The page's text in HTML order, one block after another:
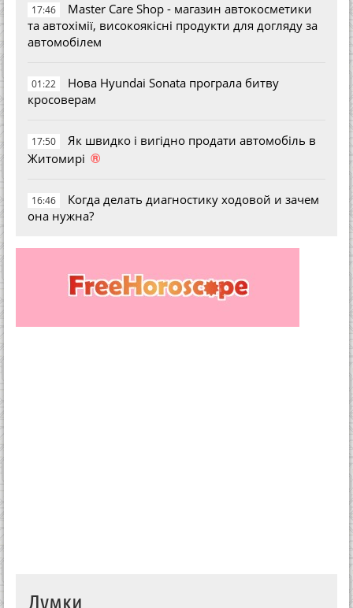
17:46
Master Care Shop - магазин автокосметики
та автохімії, високоякісні продукти для догляду за
автомобілем
01:22
Нова Hyundai Sonata програла битву
кросоверам
17:50
Як швидко і вигідно продати автомобіль в
Житомирі ®
16:46
Когда делать диагностику ходовой и зачем
она нужна?
Думки